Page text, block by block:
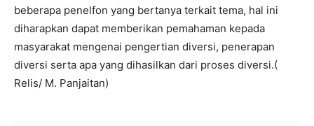
beberapa penelfon yang bertanya terkait tema, hal ini
diharapkan dapat memberikan pemahaman kepada
masyarakat mengenai pengertian diversi, penerapan
diversi serta apa yang dihasilkan dari proses diversi.(
Relis/ M. Panjaitan)